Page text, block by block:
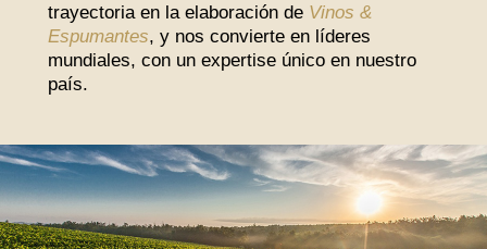
trayectoria en la elaboración de Vinos &
Espumantes, y nos convierte en líderes
mundiales, con un expertise único en nuestro
país.